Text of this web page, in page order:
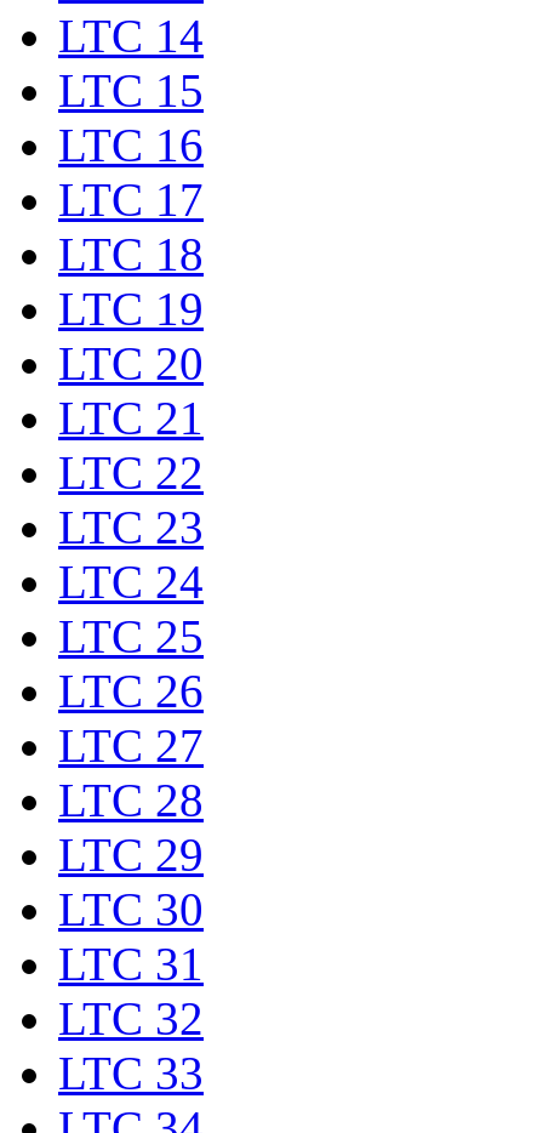
LTC 14
LTC 15
LTC 16
LTC 17
LTC 18
LTC 19
LTC 20
LTC 21
LTC 22
LTC 23
LTC 24
LTC 25
LTC 26
LTC 27
LTC 28
LTC 29
LTC 30
LTC 31
LTC 32
LTC 33